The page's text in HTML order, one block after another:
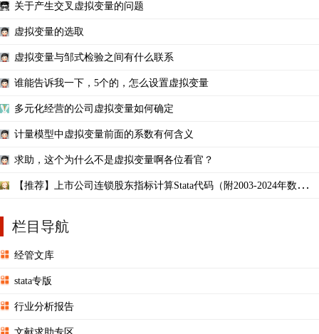
关于产生交叉虚拟变量的问题
虚拟变量的选取
虚拟变量与邹式检验之间有什么联系
谁能告诉我一下，5个的，怎么设置虚拟变量
多元化经营的公司虚拟变量如何确定
计量模型中虚拟变量前面的系数有何含义
求助，这个为什么不是虚拟变量啊各位看官？
【推荐】上市公司连锁股东指标计算Stata代码（附2003-2024年数据）
栏目导航
经管文库
stata专版
行业分析报告